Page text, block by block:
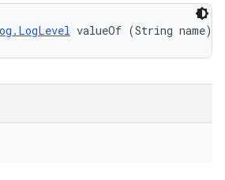
valueOf (String name)